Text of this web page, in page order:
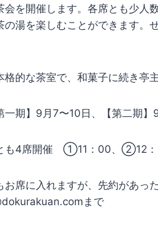
会を開催します。各席とも少人
の湯を楽しむことができます。
格的な茶室で、和菓子に続き亭
期】9月7〜10日、【第二期】
も4席開催 ①11：00、②12：
お席に入れますが、先約があっ
まで